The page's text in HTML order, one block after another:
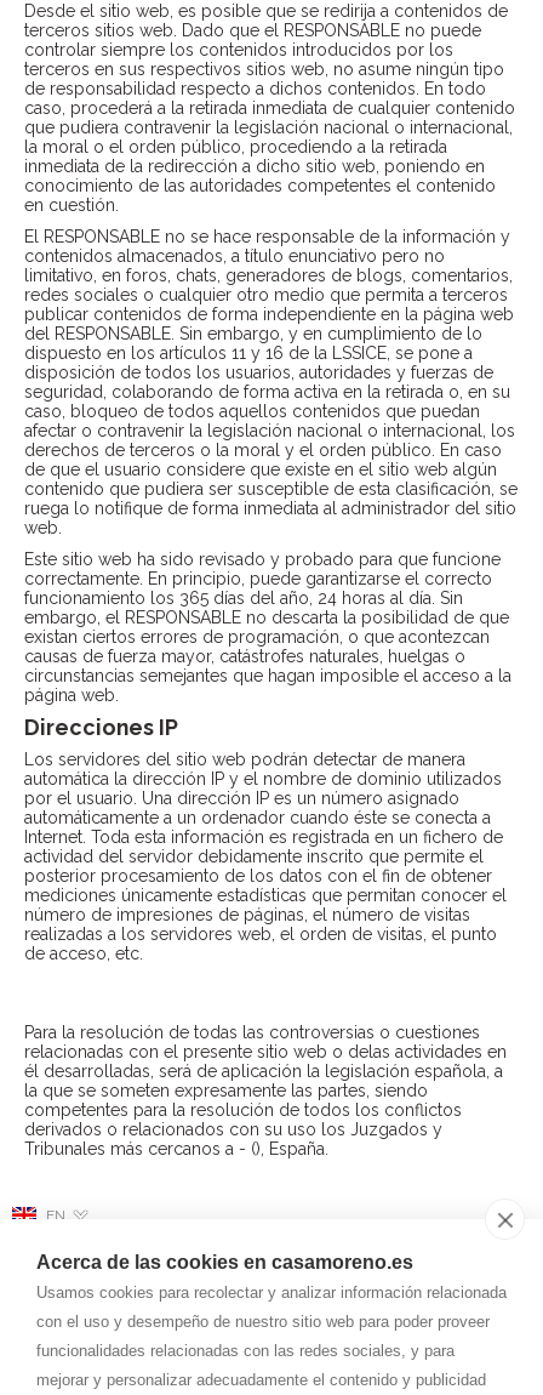
Acerca de las cookies en casamoreno.es
Usamos cookies para recolectar y analizar información relacionada
con el uso y desempeño de nuestro sitio web para poder proveer
funcionalidades relacionadas con las redes sociales, y para
mejorar y personalizar adecuadamente el contenido y publicidad
Desde el sitio web, es posible que se redirija a contenidos de
terceros sitios web. Dado que el RESPONSABLE no puede
controlar siempre los contenidos introducidos por los
terceros en sus respectivos sitios web, no asume ningún tipo
de responsabilidad respecto a dichos contenidos. En todo
caso, procederá a la retirada inmediata de cualquier contenido
que pudiera contravenir la legislación nacional o internacional,
la moral o el orden público, procediendo a la retirada
inmediata de la redirección a dicho sitio web, poniendo en
conocimiento de las autoridades competentes el contenido
en cuestión.
El RESPONSABLE no se hace responsable de la información y
contenidos almacenados, a título enunciativo pero no
limitativo, en foros, chats, generadores de blogs, comentarios,
redes sociales o cualquier otro medio que permita a terceros
publicar contenidos de forma independiente en la página web
del RESPONSABLE. Sin embargo, y en cumplimiento de lo
dispuesto en los artículos 11 y 16 de la LSSICE, se pone a
disposición de todos los usuarios, autoridades y fuerzas de
seguridad, colaborando de forma activa en la retirada o, en su
caso, bloqueo de todos aquellos contenidos que puedan
afectar o contravenir la legislación nacional o internacional, los
derechos de terceros o la moral y el orden público. En caso
de que el usuario considere que existe en el sitio web algún
contenido que pudiera ser susceptible de esta clasificación, se
ruega lo notifique de forma inmediata al administrador del sitio
web.
Este sitio web ha sido revisado y probado para que funcione
correctamente. En principio, puede garantizarse el correcto
funcionamiento los 365 días del año, 24 horas al día. Sin
embargo, el RESPONSABLE no descarta la posibilidad de que
existan ciertos errores de programación, o que acontezcan
causas de fuerza mayor, catástrofes naturales, huelgas o
circunstancias semejantes que hagan imposible el acceso a la
página web.
Direcciones IP
Los servidores del sitio web podrán detectar de manera
automática la dirección IP y el nombre de dominio utilizados
por el usuario. Una dirección IP es un número asignado
automáticamente a un ordenador cuando éste se conecta a
Internet. Toda esta información es registrada en un fichero de
actividad del servidor debidamente inscrito que permite el
posterior procesamiento de los datos con el fin de obtener
mediciones únicamente estadísticas que permitan conocer el
número de impresiones de páginas, el número de visitas
realizadas a los servidores web, el orden de visitas, el punto
de acceso, etc.
Para la resolución de todas las controversias o cuestiones
relacionadas con el presente sitio web o delas actividades en
él desarrolladas, será de aplicación la legislación española, a
la que se someten expresamente las partes, siendo
competentes para la resolución de todos los conflictos
derivados o relacionados con su uso los Juzgados y
Tribunales más cercanos a - (), España.
EN
649.980.285
info@ casamoreno.es
Dirección